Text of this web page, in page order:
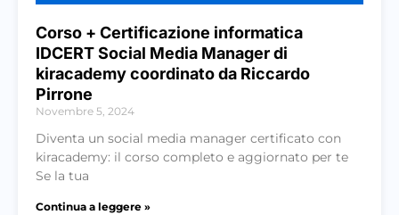
Corso + Certificazione informatica
IDCERT Social Media Manager di
kiracademy coordinato da Riccardo
Pirrone
Novembre 5, 2024
Diventa un social media manager certificato con
kiracademy: il corso completo e aggiornato per te
Se la tua
Continua a leggere »